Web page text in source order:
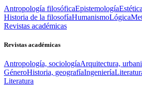
Antropología filosóficaEpistemologíaEstética
Historia de la filosofíaHumanismoLógica
Revistas académicas
Revistas académicas
Antropología, sociologíaArquitectura,
GéneroHistoria, geografíaIngeniería
Literatura